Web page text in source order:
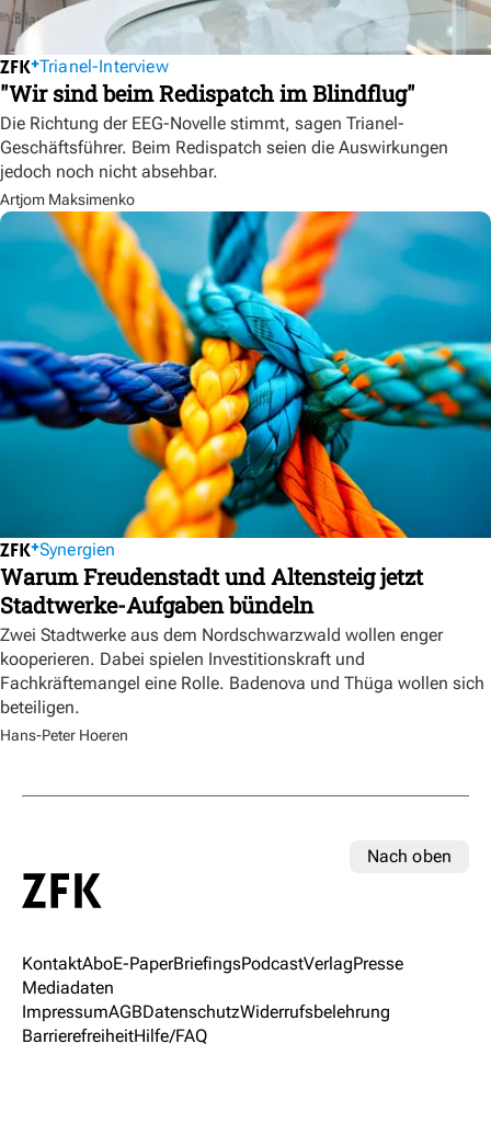
Trianel-Interview
"Wir sind beim Redispatch im Blindflug"
Die Richtung der EEG-Novelle stimmt, sagen Trianel-
Geschäftsführer. Beim Redispatch seien die Auswirkungen
jedoch noch nicht absehbar.
Artjom Maksimenko
Synergien
Warum Freudenstadt und Altensteig jetzt
Stadtwerke-Aufgaben bündeln
Zwei Stadtwerke aus dem Nordschwarzwald wollen enger
kooperieren. Dabei spielen Investitionskraft und
Fachkräftemangel eine Rolle. Badenova und Thüga wollen sich
beteiligen.
Hans-Peter Hoeren
Nach oben
KontaktAboE-PaperBriefingsPodcastVerlagPresse
Mediadaten
ImpressumAGBDatenschutzWiderrufsbelehrung
BarrierefreiheitHilfe/FAQ